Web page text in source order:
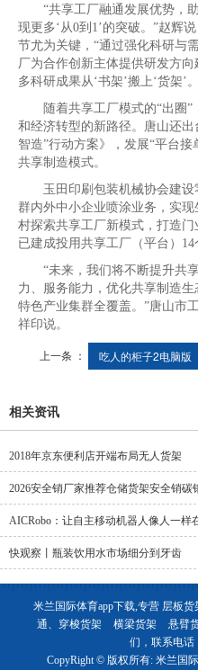
“共享工厂融通发展优势，助
现更多‘从0到1’的突破。”赵辉
节尤为关键，“通过强化科研与
厂为合作创新主体提供研发方
多科研成果从‘书架’搬上‘货架’
随着共享工厂模式的“出圈”
和经济转型的新路径。唐山还
智造”行动方案》，发展“平台
共享制造模式。
玉田印刷包装机械协会建设
群内外中小企业喷涂业务，实
村探索共享工厂新模式，打造
已建成投用共享工厂（平台）14
“未来，我们将不断提升共享
力、服务能力，优化共享制造
特色产业集群全覆盖。”唐山市
祥印说。
上一条 ： 吃人的柜子2电脑版
相关资讯
2018年京东便利店开端布局无人货架
2026安全销厂家推荐仓储货架安全销碳
AICRobo：让自主移动机器人像人一样
快观察丨瓶装饮用水市场细分到牙齿
米兰国际体育app下载,专营 层板货
通、穿梭货架
横梁货架 悬臂
们，联系电话
CopyRight © 版权所有: 米兰国